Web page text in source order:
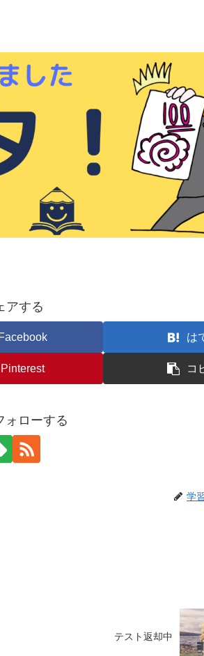
アする
Facebook は
Pinterest コ
ォローする
学
テスト返却中